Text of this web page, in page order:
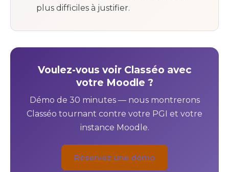
plus difficiles à justifier.
Voulez-vous voir Classéo avec
votre Moodle ?
Démo de 30 minutes — nous montrerons
Classéo tournant contre votre PGI et votre
instance Moodle.
Réservez une démo